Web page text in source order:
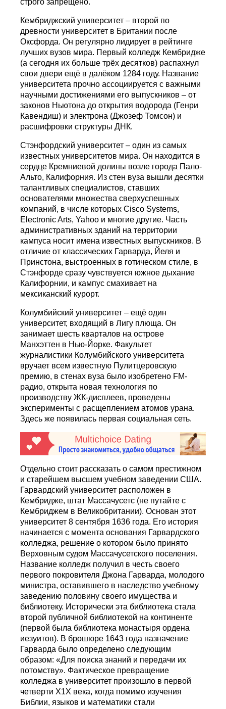
строго запрещено.
Кембриджский университет – второй по
древности университет в Британии после
Оксфорда. Он регулярно лидирует в рейтинге
лучших вузов мира. Первый колледж Кембридже
(а сегодня их больше трёх десятков) распахнул
свои двери ещё в далёком 1284 году. Название
университета прочно ассоциируется с важными
научными достижениями его выпускников – от
законов Ньютона до открытия водорода (Генри
Кавендиш) и электрона (Джозеф Томсон) и
расшифровки структуры ДНК.
Стэнфордский университет – один из самых
известных университетов мира. Он находится в
сердце Кремниевой долины возле города Пало-
Альто, Калифорния. Из стен вуза вышли десятки
талантливых специалистов, ставших
основателями множества сверхуспешных
компаний, в числе которых Cisco Systems,
Electronic Arts, Yahoo и многие другие. Часть
административных зданий на территории
кампуса носит имена известных выпускников. В
отличие от классических Гарварда, Йеля и
Принстона, выстроенных в готическом стиле, в
Стэнфорде сразу чувствуется южное дыхание
Калифорнии, и кампус смахивает на
мексиканский курорт.
Колумбийский университет – ещё один
университет, входящий в Лигу плюща. Oн
занимает шесть кварталов на острове
Манхэттен в Нью-Йорке. Факультет
журналистики Колумбийского университета
вручает всем известную Пулитцеровскую
премию, в стенах вуза было изобретено FM-
радио, открыта новая технология по
производству ЖК-дисплеев, проведены
эксперименты с расщеплением атомов урана.
Здесь же появилась первая социальная сеть.
Отдельно стоит рассказать о самом престижном
и старейшем высшем учебном заведении США.
Гарвардский университет расположен в
Кембридже, штат Массачусетс (не путайте с
Кембриджем в Великобритании). Основан этот
университет 8 сентября 1636 года. Его история
начинается с момента основания Гарвардского
колледжа, решение о котором было принято
Верховным судом Массачусетского поселения.
Название колледж получил в честь своего
первого покровителя Джона Гарварда, молодого
министра, оставившего в наследство учебному
заведению половину своего имущества и
библиотеку. Исторически эта библиотека стала
второй публичной библиотекой на континенте
(первой была библиотека монастыря ордена
иезуитов). В брошюре 1643 года назначение
Гарварда было определено следующим
образом: «Для поиска знаний и передачи их
потомству». Фактическое превращение
колледжа в университет произошло в первой
четверти Х1Х века, когда помимо изучения
Библии, языков и математики стали